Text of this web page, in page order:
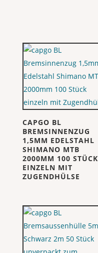
CAPGO BL
BREMSINNENZUG
1,5MM EDELSTAHL
SHIMANO MTB
2000MM 100 STÜCK
EINZELN MIT
ZUGENDHÜLSE